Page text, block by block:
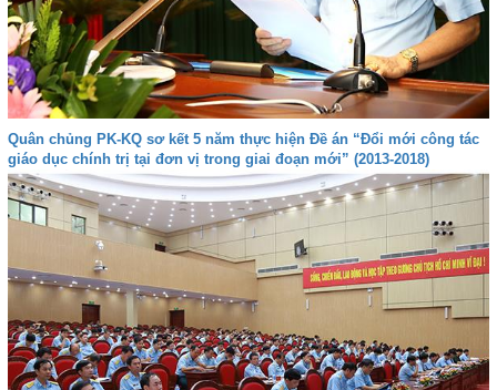
Quân chủng PK-KQ sơ kết 5 năm thực hiện Đề án “Đổi mới công tác
giáo dục chính trị tại đơn vị trong giai đoạn mới” (2013-2018)